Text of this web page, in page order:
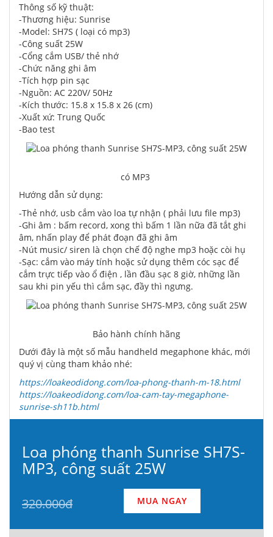
Thông số kỹ thuật:
-Thương hiệu: Sunrise
-Model: SH7S ( loại có mp3)
-Công suất 25W
-Cổng cắm USB/ thẻ nhớ
-Chức năng ghi âm
-Tích hợp pin sạc
-Nguồn: AC 220V/ 50Hz
-Kích thước: 15.8 x 15.8 x 26 (cm)
-Xuất xứ: Trung Quốc
-Bao test
có MP3
Hướng dẫn sử dụng:
-Thẻ nhớ, usb cắm vào loa tự nhận ( phải lưu file mp3)
-Ghi âm : bấm record, xong thì bấm 1 lần nữa đã tắt ghi
âm, nhấn play để phát đoạn đã ghi âm
-Nút music/ siren là chọn chế độ nghe mp3 hoặc còi hụ
-Sạc: cắm vào máy tính hoặc sử dụng thêm cóc sạc để
cắm trực tiếp vào ổ điện , lần đầu sạc 8 giờ, những lần
sau khi pin yếu thì cắm sạc, đầy thì ngưng.
Bảo hành chính hãng
Dưới đây là một số mẫu handheld megaphone khác, mới
quý vị cùng tham khảo nhé:
https://loakeodidong.com/loa-phong-thanh-m-18.html
https://loakeodidong.com/loa-cam-tay-megaphone-
sunrise-sh11b.html
Loa phóng thanh Sunrise SH7S-
MP3, công suất 25W
320.000đ MUA NGAY